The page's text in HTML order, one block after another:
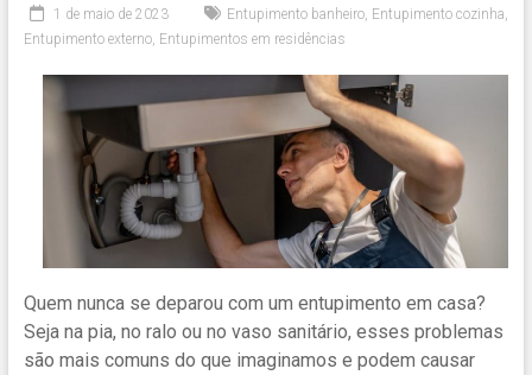
1 de maio de 2023 Entupimento banheiro, Entupimento cozinha,
Entupimento externo, Entupimentos em residências
Quem nunca se deparou com um entupimento em casa?
Seja na pia, no ralo ou no vaso sanitário, esses problemas
são mais comuns do que imaginamos e podem causar